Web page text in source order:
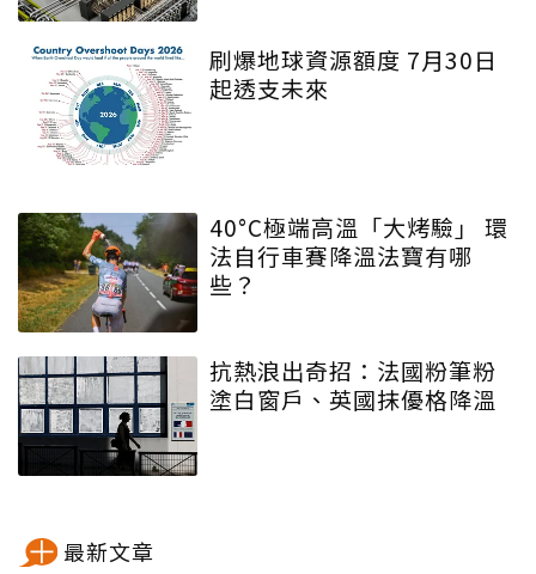
刷爆地球資源額度 7月30日
起透支未來
40°C極端高溫「大烤驗」 環
法自行車賽降溫法寶有哪
些？
抗熱浪出奇招：法國粉筆粉
塗白窗戶、英國抹優格降溫
最新文章